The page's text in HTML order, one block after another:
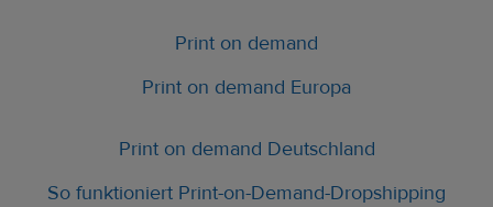
Print on demand
Print on demand Europa
Print on demand Deutschland
So funktioniert Print-on-Demand-Dropshipping